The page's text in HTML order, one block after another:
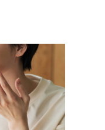
Column